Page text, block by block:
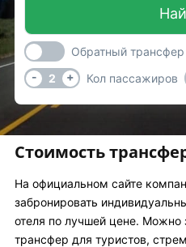
Обратный трансфер
-
2 + Кол пассажиров
Стоимость
На официальном сайте
забронировать
отеля по лучшей цене. Можно
трансфер для туристов,